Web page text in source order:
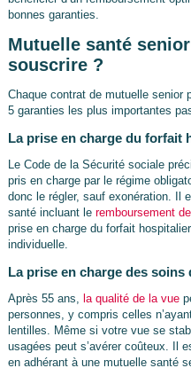
bonnes garanties.
Mutuelle santé
souscrire ?
Chaque contrat de mutuelle senior
5 garanties les plus importantes
La prise en charge du forfait
Le Code de la Sécurité sociale
pris en charge par le régime
donc le régler, sauf exonération. Il
santé incluant le remboursement
prise en charge du forfait
individuelle.
La prise en charge des soins
Après 55 ans, la qualité de la vue
personnes, y compris celles
lentilles. Même si votre vue se
usagées peut s’avérer coûteux. Il
en adhérant à une mutuelle santé